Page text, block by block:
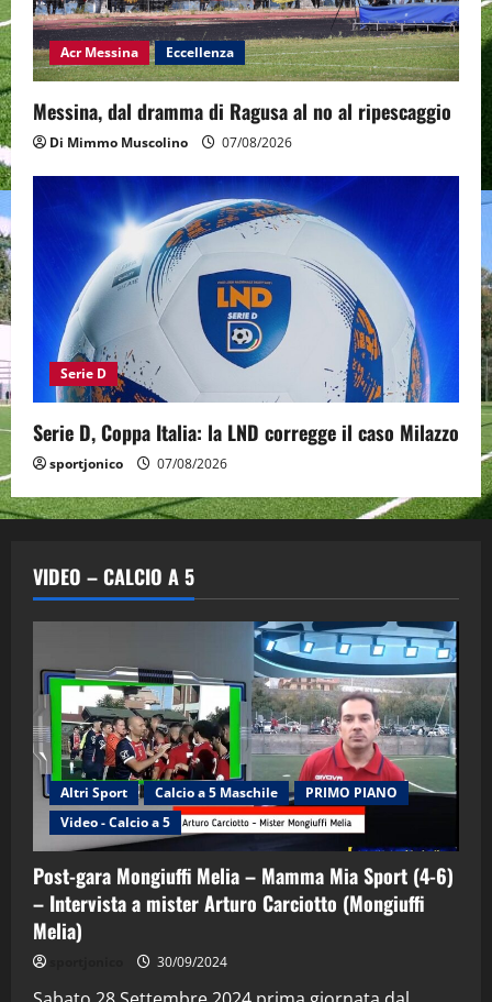
Acr Messina Eccellenza
Messina, dal dramma di Ragusa al no al ripescaggio
Di Mimmo Muscolino 07/08/2026
Serie D
Serie D, Coppa Italia: la LND corregge il caso Milazzo
sportjonico 07/08/2026
VIDEO – CALCIO A 5
Altri Sport Calcio a 5 Maschile
PRIMO PIANO
Video - Calcio a 5
Post-gara Mongiuffi Melia – Mamma Mia Sport (4-6)
– Intervista a mister Arturo Carciotto (Mongiuffi
Melia)
30/09/2024
“SportEmpire” in Podcast: 29^ Puntata